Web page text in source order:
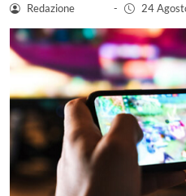
Redazione - 24